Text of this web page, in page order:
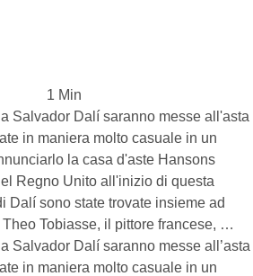
1 Min
Salvador Dalí saranno messe all'asta
in maniera molto casuale in un
la casa d'aste Hansons
Regno Unito all'inizio di questa
Dalí sono state trovate insieme ad
Tobiasse, il pittore francese, …
Salvador Dalí saranno messe all’asta
in maniera molto casuale in un